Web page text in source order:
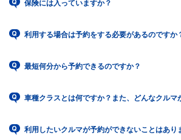
保険には入っていますか？
利用する場合は予約をする必要があるのですか
最短何分から予約できるのですか？
車種クラスとは何ですか？また、どんなクルマ
利用したいクルマが予約ができないことはあり